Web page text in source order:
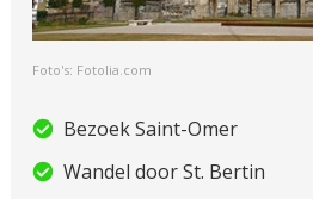
Foto's: Fotolia.com
Bezoek Saint-Omer
Wandel door St. Bertin